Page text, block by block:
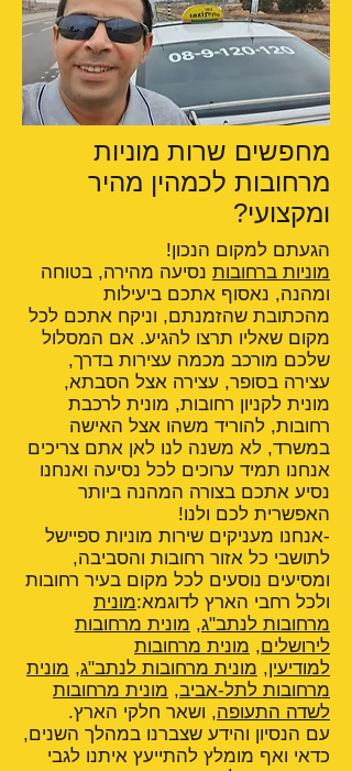
מחפשים שרות מוניות
מרחובות לכמהין מהיר
ומקצועי?
הגעתם למקום הנכון!
מוניות ברחובות נסיעה מהירה, בטוחה
ומהנה, נאסוף אתכם ביעילות
מהכתובת שהזמנתם, וניקח אתכם לכל
מקום שאליו תרצו להגיע. אם המסלול
שלכם מורכב מכמה עצירות בדרך,
עצירה בסופר, עצירה אצל הסבתא,
מונית לקניון רחובות, מונית לרכבת
רחובות, להוריד משהו אצל האישה
במשרד, לא משנה לנו לאן אתם צריכים
אנחנו תמיד ערוכים לכל נסיעה ואנחנו
נסיע אתכם בצורה המהנה ביותר
האפשרית לכם ולנו!
-אנחנו מעניקים שירות מוניות ספיישל
לתושבי כל אזור רחובות והסביבה,
ומסיעים נוסעים לכל מקום בעיר רחובות
ולכל רחבי הארץ לדוגמא:מונית
מרחובות לנתב"ג, מונית מרחובות
לירושלים, מונית מרחובות
למודיעין, מונית מרחובות לנתב"ג, מונית
מרחובות לתל-אביב, מונית מרחובות
לשדה התעופה, ושאר חלקי הארץ.
עם הנסיון והידע שצברנו במהלך השנים,
כדאי ואף מומלץ להתייעץ איתנו לגבי